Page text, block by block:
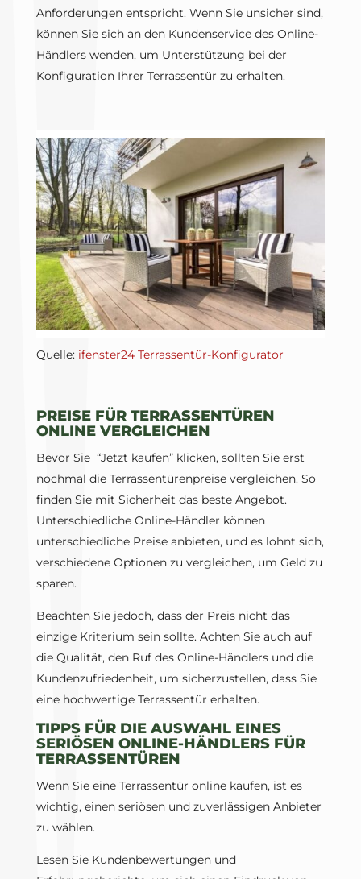
Anforderungen entspricht. Wenn Sie unsicher sind,
können Sie sich an den Kundenservice des Online-
Händlers wenden, um Unterstützung bei der
Konfiguration Ihrer Terrassentür zu erhalten.
Quelle: ifenster24 Terrassentür-Konfigurator
PREISE FÜR TERRASSENTÜREN
ONLINE VERGLEICHEN
Bevor Sie “Jetzt kaufen” klicken, sollten Sie erst
nochmal die Terrassentürenpreise vergleichen. So
finden Sie mit Sicherheit das beste Angebot.
Unterschiedliche Online-Händler können
unterschiedliche Preise anbieten, und es lohnt sich,
verschiedene Optionen zu vergleichen, um Geld zu
sparen.
Beachten Sie jedoch, dass der Preis nicht das
einzige Kriterium sein sollte. Achten Sie auch auf
die Qualität, den Ruf des Online-Händlers und die
Kundenzufriedenheit, um sicherzustellen, dass Sie
eine hochwertige Terrassentür erhalten.
TIPPS FÜR DIE AUSWAHL EINES
SERIÖSEN ONLINE-HÄNDLERS FÜR
TERRASSENTÜREN
Wenn Sie eine Terrassentür online kaufen, ist es
wichtig, einen seriösen und zuverlässigen Anbieter
zu wählen.
Lesen Sie Kundenbewertungen und